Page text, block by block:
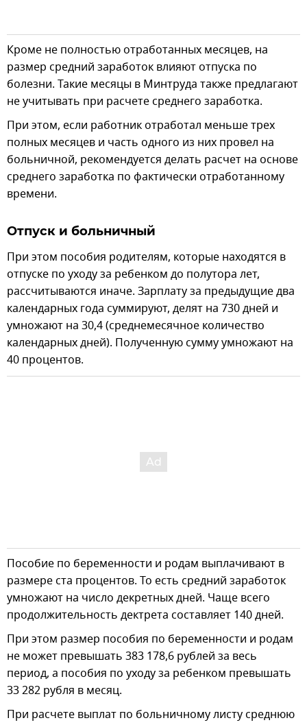
Кроме не полностью отработанных месяцев, на
размер средний заработок влияют отпуска по
болезни. Такие месяцы в Минтруда также предлагают
не учитывать при расчете среднего заработка.
При этом, если работник отработал меньше трех
полных месяцев и часть одного из них провел на
больничной, рекомендуется делать расчет на основе
среднего заработка по фактически отработанному
времени.
Отпуск и больничный
При этом пособия родителям, которые находятся в
отпуске по уходу за ребенком до полутора лет,
рассчитываются иначе. Зарплату за предыдущие два
календарных года суммируют, делят на 730 дней и
умножают на 30,4 (среднемесячное количество
календарных дней). Полученную сумму умножают на
40 процентов.
Пособие по беременности и родам выплачивают в
размере ста процентов. То есть средний заработок
умножают на число декретных дней. Чаще всего
продолжительность дектрета составляет 140 дней.
При этом размер пособия по беременности и родам
не может превышать 383 178,6 рублей за весь
период, а пособия по уходу за ребенком превышать
33 282 рубля в месяц.
При расчете выплат по больничному листу среднюю